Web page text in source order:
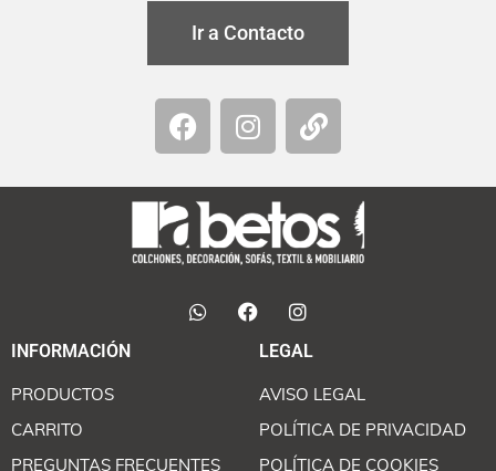
Ir a Contacto
INFORMACIÓN
PRODUCTOS
CARRITO
PREGUNTAS FRECUENTES
LEGAL
AVISO LEGAL
POLÍTICA DE PRIVACIDAD
POLÍTICA DE COOKIES